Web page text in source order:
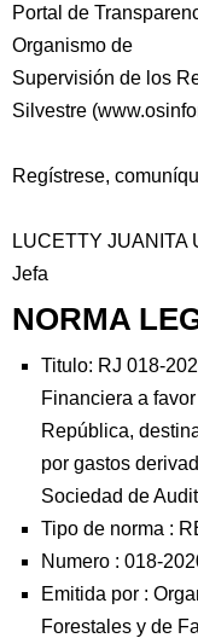
Portal de
Organismo de
Supervisión de los
Silvestre
Regístrese,
LUCETTY JUANITA
Jefa
NORMA
Titulo: RJ 018-
Financiera a
República,
por gastos
Sociedad de
Tipo de norma :
Numero : 018-
Emitida por :
Forestales y de